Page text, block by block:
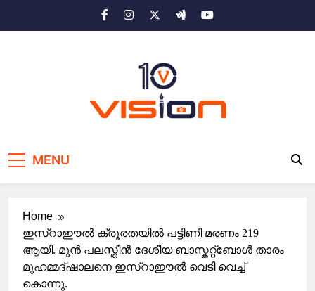
MENU
Home
ഇസ്റാഈൽ ക്രൂരതയിൽ പട്ടിണി മരണം 219
ആയി. മുൻ പലസ്തീൻ ദേശീയ ബാസ്കറ്റ്ബോൾ താരം
മുഹമ്മദ്ഷാലനെ ഇസ്റാഈൽ വെടി വെച്ച്
കൊന്നു.